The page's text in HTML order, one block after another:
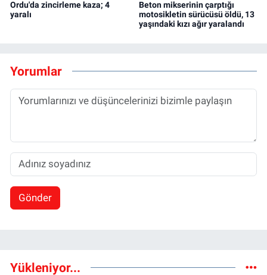
Ordu'da zincirleme kaza; 4
yaralı
Beton mikserinin çarptığı
motosikletin sürücüsü öldü, 13
yaşındaki kızı ağır yaralandı
Yorumlar
Gönder
Yükleniyor...